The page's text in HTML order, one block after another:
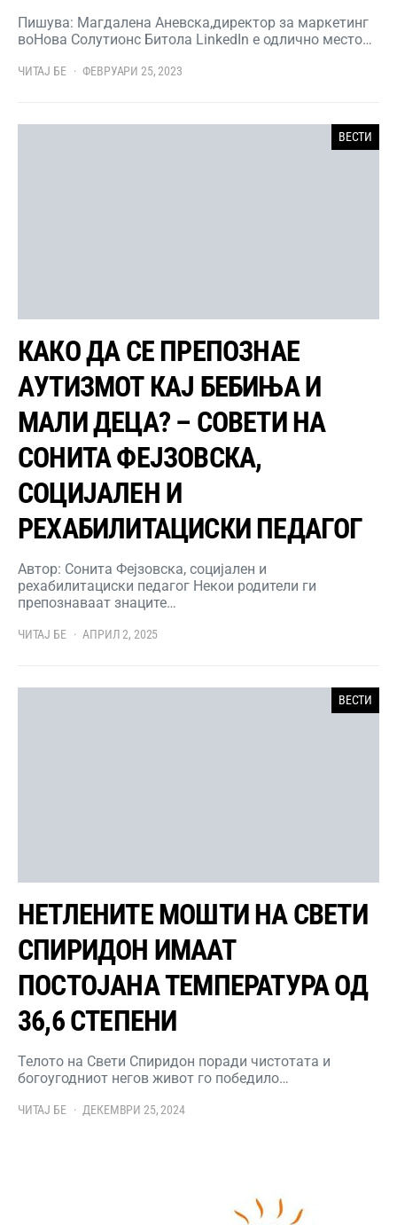
Пишува: Магдалена Аневска,директор за маркетинг
воНова Солутионс Битола LinkedIn е одлично место…
ЧИТАЈ БЕ ФЕВРУАРИ 25, 2023
ВЕСТИ
КАКО ДА СЕ ПРЕПОЗНАЕ
АУТИЗМОТ КАЈ БЕБИЊА И
МАЛИ ДЕЦА? – СОВЕТИ НА
СОНИТА ФЕЈЗОВСКА,
СОЦИЈАЛЕН И
РЕХАБИЛИТАЦИСКИ ПЕДАГОГ
Автор: Сонита Фејзовска, социјален и
рехабилитациски педагог Некои родители ги
препознаваат знаците…
ЧИТАЈ БЕ АПРИЛ 2, 2025
ВЕСТИ
НЕТЛЕНИТЕ МОШТИ НА СВЕТИ
СПИРИДОН ИМААТ
ПОСТОЈАНА ТЕМПЕРАТУРА ОД
36,6 СТЕПЕНИ
Телото на Свети Спиридон поради чистотата и
богоугодниот негов живот го победило…
ЧИТАЈ БЕ ДЕКЕМВРИ 25, 2024